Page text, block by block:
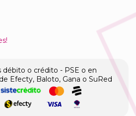
débito o crédito - PSE o en
Efecty, Baloto, Gana o SuRed